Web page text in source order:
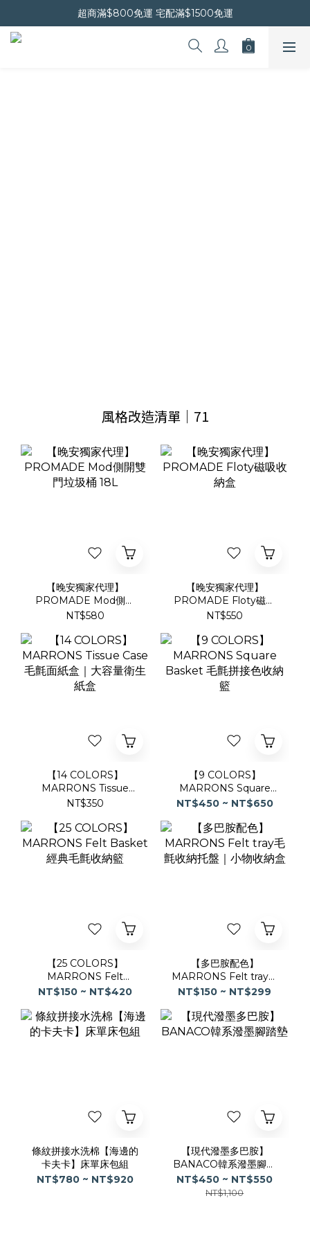
晚安會員新上線｜新會員現折$30
超商滿$800免運 宅配滿$1500免運
晚安會員新上線｜新會員現折$30
風格改造清單｜71
【晚安獨家代理】
PROMADE Mod側開
雙門垃圾桶 18L
NT$580
【晚安獨家代理】
PROMADE Floty磁吸
收納盒
NT$550
【14 COLORS】
MARRONS Tissue
Case毛氈面紙盒｜大容
NT$350
【9 COLORS】
MARRONS Square
Basket 毛氈拼接色收納
NT$450 ~ NT$650
【25 COLORS】
MARRONS Felt
Basket經典毛氈收納籃
NT$150 ~ NT$420
【多巴胺配色】
MARRONS Felt tray毛
氈收納托盤｜小物收納盒
NT$150 ~ NT$299
條紋拼接水洗棉【海邊的
卡夫卡】床單床包組
NT$780 ~ NT$920
【現代潑墨多巴胺】
BANACO韓系潑墨腳踏
墊
NT$450 ~ NT$550
NT$1,100